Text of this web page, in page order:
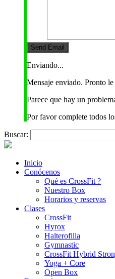
Enviando...
Mensaje enviado. Pronto le
Parece que hay un
Por favor complete todos
Buscar:
Inicio
Conócenos
Qué es CrossFit ?
Nuestro Box
Horarios y reservas
Clases
CrossFit
Hyrox
Halterofilia
Gymnastic
CrossFit Hybrid
Yoga + Core
Open Box